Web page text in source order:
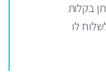
בקלות
לו